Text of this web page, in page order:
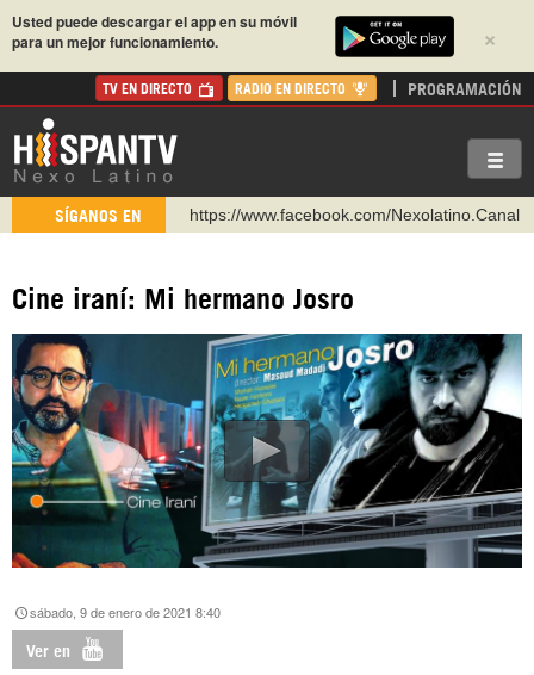
×
Usted puede descargar el app en su móvil
para un mejor funcionamiento.
TV EN DIRECTO RADIO EN DIRECTO PROGRAMACIÓN
SÍGANOS EN
https://www.facebook.com/Nexolatino.Canal
http://twitter.com/nexo_latino
https://urmedium.com/c/hispantv
WhatsApp y Viber: +98 921 79 29 404
Instagram como: hispan_tv
Cine iraní: Mi hermano Josro
sábado, 9 de enero de 2021 8:40
Ver en